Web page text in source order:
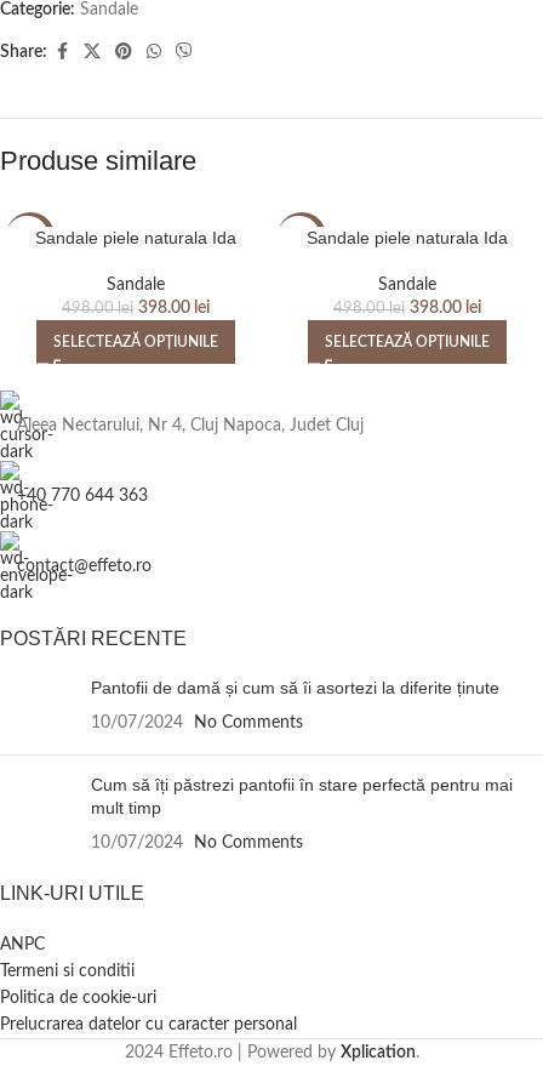
Categorie: Sandale
Share:
Produse similare
-20%Sandale piele naturala Ida
Sandale
498.00lei 398.00 lei
SELECTEAZĂ OPȚIUNILE
-20%Sandale piele naturala Ida
Sandale
498.00lei 398.00 lei
SELECTEAZĂ OPȚIUNILE
Aleea Nectarului, Nr 4, Cluj Napoca, Judet Cluj
+40 770 644 363
contact@effeto.ro
POSTĂRI RECENTE
Pantofii de damă și cum să îi asortezi la diferite ținute
10/07/2024 No Comments
Cum să îți păstrezi pantofii în stare perfectă pentru mai
mult timp
10/07/2024 No Comments
LINK-URI UTILE
ANPC
Termeni si conditii
Politica de cookie-uri
Prelucrarea datelor cu caracter personal
2024 Effeto.ro | Powered by Xplication.